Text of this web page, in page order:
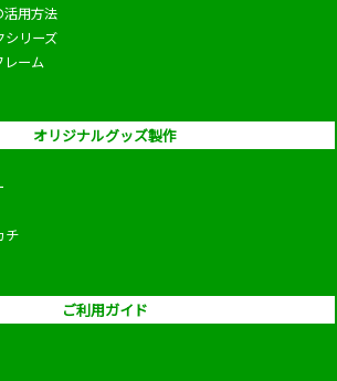
活用方法
シリーズ
レーム
オリジナルグッズ製作
チ
ご利用ガイド